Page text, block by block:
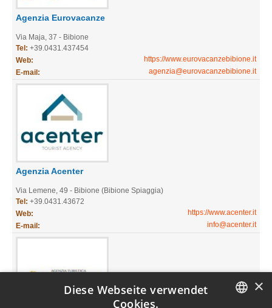
Agenzia Eurovacanze
Via Maja, 37 - Bibione
Tel: +39.0431.437454
Web:
https://www.eurovacanzebibione.it
E-mail:
agenzia@eurovacanzebibione.it
Agenzia Acenter
Via Lemene, 49 - Bibione (Bibione Spiaggia)
Tel: +39.0431.43672
Web:
https://www.acenter.it
E-mail:
info@acenter.it
×
Diese Webseite verwendet
Cookies.